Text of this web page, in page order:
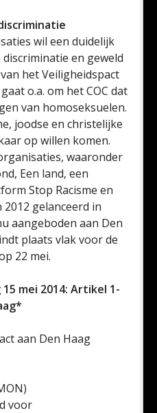
wil een duidelijk
en geweld
het Veiligheidspact
o.a. om het COC dat
van homoseksuelen.
joodse en christelijke
op willen komen.
waaronder
Een land, een
Stop Racisme en
gelanceerd in
aangeboden aan Den
plaats vlak voor de
22 mei.
mei 2014: Artikel 1-
aan Den Haag
voor